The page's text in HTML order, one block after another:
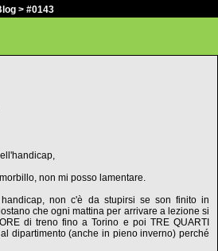
> #0143
non mi posso lamentare.
handicap, non c'è da stupirsi se son finito in
che ogni mattina per arrivare a lezione si
di treno fino a Torino e poi TRE QUARTI
dipartimento (anche in pieno inverno) perché